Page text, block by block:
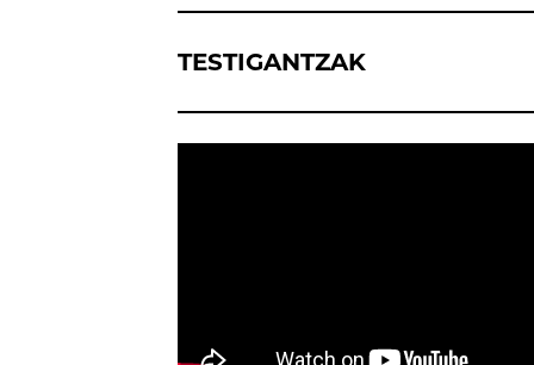
TESTIGANTZAK